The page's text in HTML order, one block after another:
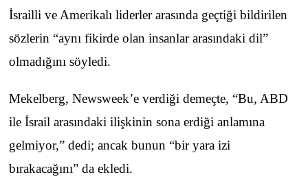
İsrailli ve Amerikalı liderler arasında geçtiği bildirilen
sözlerin “aynı fikirde olan insanlar arasındaki dil”
olmadığını söyledi.
Mekelberg, Newsweek’e verdiği demeçte, “Bu, ABD
ile İsrail arasındaki ilişkinin sona erdiği anlamına
gelmiyor,” dedi; ancak bunun “bir yara izi
bırakacağını” da ekledi.